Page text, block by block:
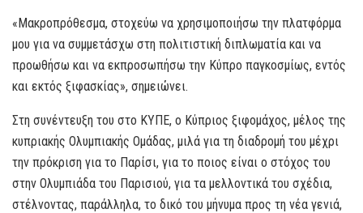
«Μακροπρόθεσμα, στοχεύω να χρησιμοποιήσω την πλατφόρμα
μου για να συμμετάσχω στη πολιτιστική διπλωματία και να
προωθήσω και να εκπροσωπήσω την Κύπρο παγκοσμίως, εντός
και εκτός ξιφασκίας», σημειώνει.
Στη συνέντευξη του στο ΚΥΠΕ, ο Κύπριος ξιφομάχος, μέλος της
κυπριακής Ολυμπιακής Ομάδας, μιλά για τη διαδρομή του μέχρι
την πρόκριση για το Παρίσι, για το ποιος είναι ο στόχος του
στην Ολυμπιάδα του Παρισιού, για τα μελλοντικά του σχέδια,
στέλνοντας, παράλληλα, το δικό του μήνυμα προς τη νέα γενιά,